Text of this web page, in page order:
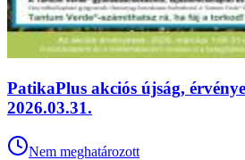
PatikaPlus akciós újság,
2026.03.31.
Nem meghatározott